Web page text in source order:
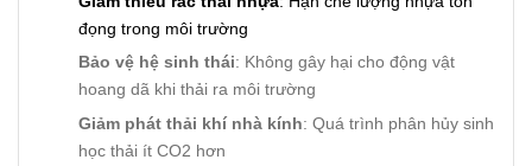
đọng trong môi trường
Bảo vệ hệ sinh thái: Không gây hại cho động vật
hoang dã khi thải ra môi trường
Giảm phát thải khí nhà kính: Quá trình phân hủy sinh
học thải ít CO2 hơn